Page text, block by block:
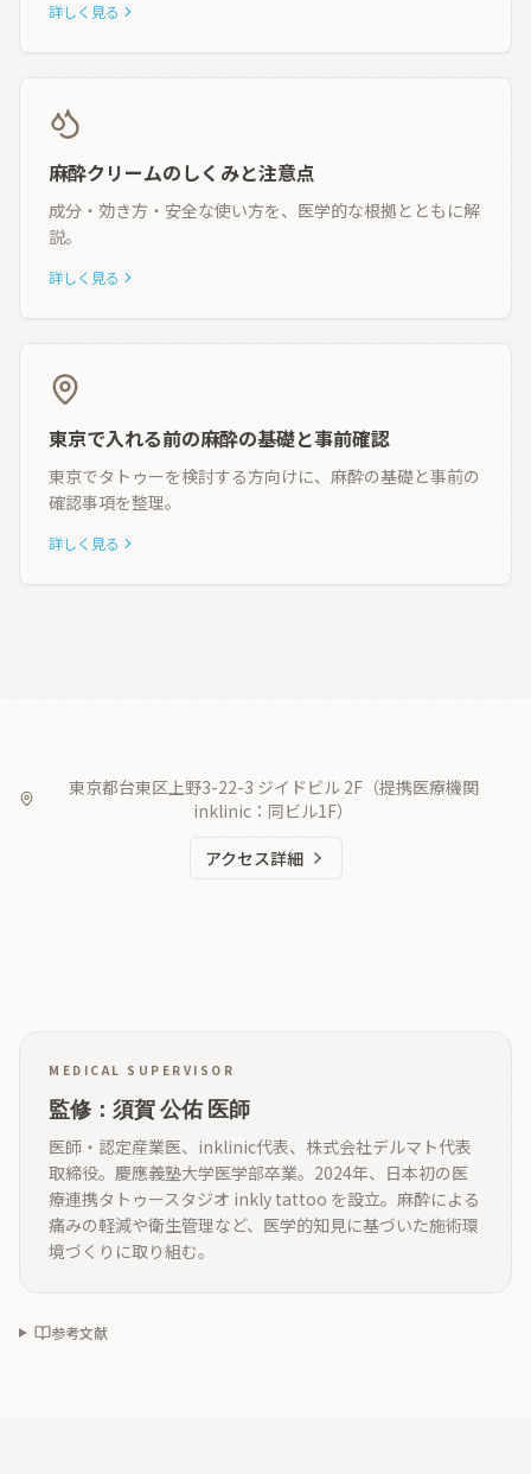
詳しく見る
麻酔クリームのしくみと注意点
成分・効き方・安全な使い方を、医学的な根拠とともに解
説。
詳しく見る
東京で入れる前の麻酔の基礎と事前確認
東京でタトゥーを検討する方向けに、麻酔の基礎と事前の
確認事項を整理。
詳しく見る
東京都台東区上野3-22-3 ジイドビル 2F（提携医療機関
inklinic：同ビル1F）
アクセス詳細
MEDICAL SUPERVISOR
監修：須賀 公佑 医師
医師・認定産業医、inklinic代表、株式会社デルマト代表
取締役。慶應義塾大学医学部卒業。2024年、日本初の医
療連携タトゥースタジオ inkly tattoo を設立。麻酔による
痛みの軽減や衛生管理など、医学的知見に基づいた施術環
境づくりに取り組む。
参考文献